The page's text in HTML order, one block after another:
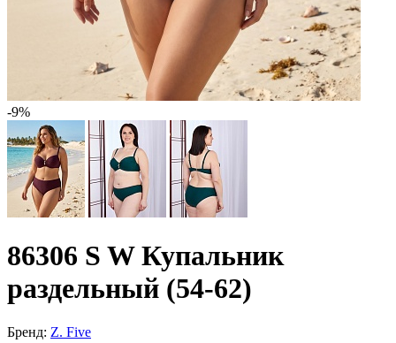
-9%
86306 S W Купальник
раздельный (54-62)
Бренд: Z. Five